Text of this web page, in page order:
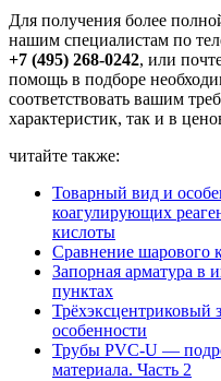
Для получения более
нашим специалистам по
+7 (495) 268-0242, или
помощь в подборе
соответствовать вашим
характеристик, так и в
читайте также:
Товарный вид и
коагулирующих
кислоты
Сравнение шарового
Запорная арматура в
пунктах
Трёхэксцентриковый
особенности
Трубы PVC-U —
материала. Часть 2